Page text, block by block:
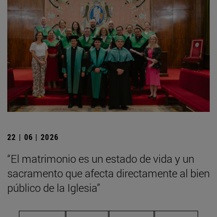
22 | 06 | 2026
“El matrimonio es un estado de vida y un
sacramento que afecta directamente al bien
público de la Iglesia”